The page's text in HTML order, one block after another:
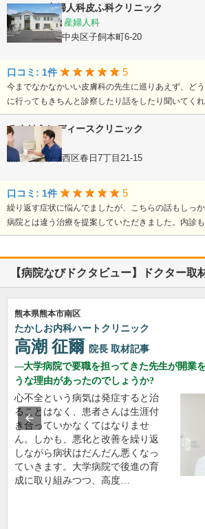
よしむら産婦人科皮ふ科クリニック
内科, 皮膚科, 産婦人科
熊本県熊本市中央区子飼本町6-20
口コミ: 1件 5
今までなかなかいい皮膚科の先生に巡りあえず、ど
に行ってもきちんと診察したり話をしたり聞いてく
みやはらレディースクリニック
婦人科
熊本県熊本市西区春日7丁目21-15
口コミ: 1件 5
繰り返す症状に悩んでましたが、こちらの話もしっ
病院とは違う治療を提案していただきました。内診
【病院なびドクタビュー】ドクター取
熊本県熊本市南区
たかしお内科ハートクリニック
高潮 征爾 院長 取材記事
大学病院で要職を担ってきた先生が開業
うな理由があったのでしょうか?
心不全という病気は発症すると治
ることはなく、患者さんは生涯付
き合っていかなくてはなりませ
ん。しかも、悪化と改善を繰り返
しながら病状はだんだん悪くなっ
ていきます。大学病院で後進の育
成に取り組みつつ、高度…